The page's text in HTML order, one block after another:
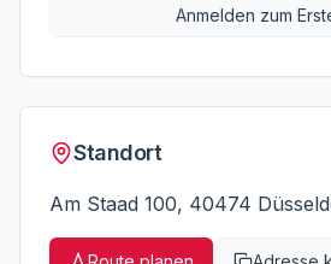
Anmelden zum
Standort
Am Staad 100, 40474